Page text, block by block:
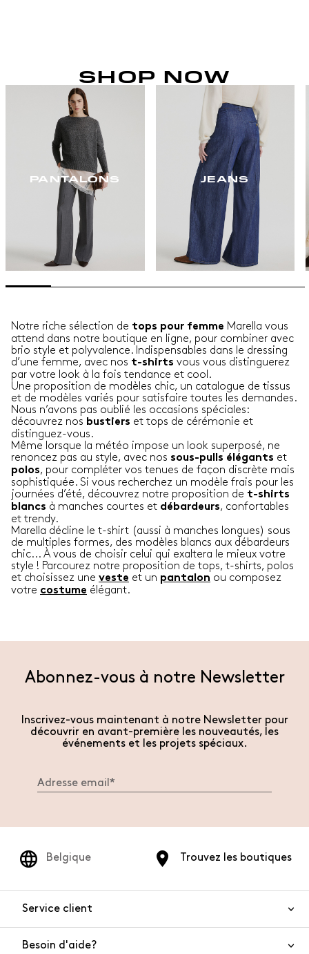
SHOP NOW
PANTALONS JEANS
Notre riche sélection de tops pour femme Marella vous
attend dans notre boutique en ligne, pour combiner avec
brio style et polyvalence. Indispensables dans le dressing
d’une femme, avec nos t-shirts vous vous distinguerez
par votre look à la fois tendance et cool.
Une proposition de modèles chic, un catalogue de tissus
et de modèles variés pour satisfaire toutes les demandes.
Nous n’avons pas oublié les occasions spéciales:
découvrez nos bustiers et tops de cérémonie et
distinguez-vous.
Même lorsque la météo impose un look superposé, ne
renoncez pas au style, avec nos sous-pulls élégants et
polos, pour compléter vos tenues de façon discrète mais
sophistiquée. Si vous recherchez un modèle frais pour les
journées d’été, découvrez notre proposition de t-shirts
blancs à manches courtes et débardeurs, confortables
et trendy.
Marella décline le t-shirt (aussi à manches longues) sous
de multiples formes, des modèles blancs aux débardeurs
chic... À vous de choisir celui qui exaltera le mieux votre
style ! Parcourez notre proposition de tops, t-shirts, polos
et choisissez une veste et un pantalon ou composez
votre costume élégant.
Abonnez-vous à notre Newsletter
Inscrivez-vous maintenant à notre Newsletter pour
découvrir en avant-première les nouveautés, les
événements et les projets spéciaux.
Trouvez les boutiques
Belgique
Service client
Besoin d'aide?